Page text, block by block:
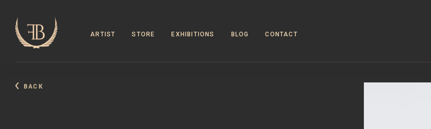
ARTIST STORE EXHIBITIONS BLOG CONTACT
BACK